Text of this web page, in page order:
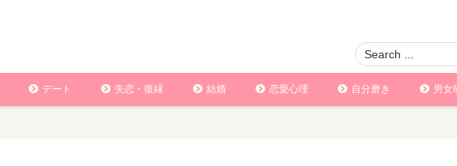
デート 失恋・復縁 結婚 恋愛心理 自分磨き 男女